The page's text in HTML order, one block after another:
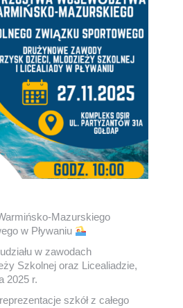
Mazurskiego
w Pływaniu
w zawodach
Szkolnej oraz Licealiadzie,
2025 r.
szkół z całego